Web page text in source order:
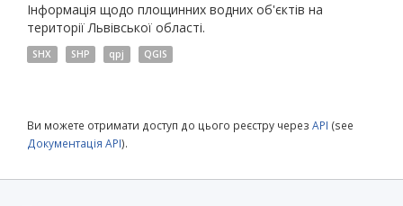
Інформація щодо площинних водних об'єктів на
території Львівської області.
SHX SHP qpj QGIS
Ви можете отримати доступ до цього реєстру через API (see
Документація API).